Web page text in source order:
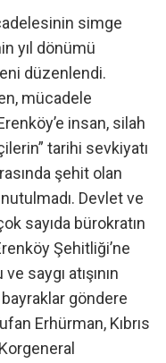
simge
yıl dönümü
düzenlendi.
mücadele
insan, silah
tarihi sevkiyatı
şehit olan
Devlet ve
sayıda bürokratın
Şehitliği’ne
saygı atışının
göndere
Erhürman, Kıbrıs